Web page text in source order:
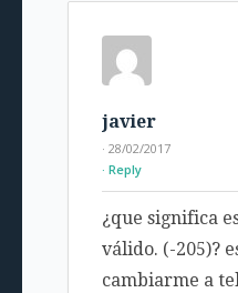
javier
· 28/02/2017
Reply
¿que significa
válido. (-205)?
cambiarme a